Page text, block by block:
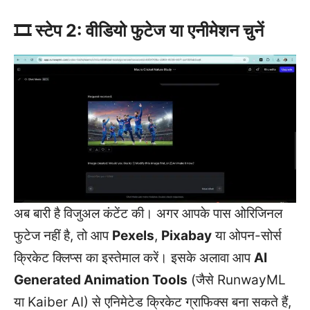
🎞️ स्टेप 2: वीडियो फुटेज या एनीमेशन चुनें
अब बारी है विजुअल कंटेंट की। अगर आपके पास ओरिजिनल
फुटेज नहीं है, तो आप Pexels, Pixabayया ओपन-सोर्स
क्रिकेट क्लिप्स का इस्तेमाल करें। इसके अलावा आपAI
Generated Animation Tools (जैसे RunwayML
या Kaiber AI) से एनिमेटेड क्रिकेट ग्राफिक्स बना सकते हैं,